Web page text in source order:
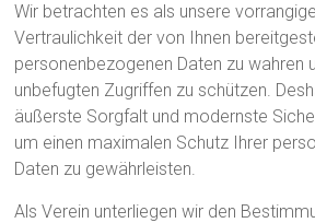
Wir betrachten es als unsere
Vertraulichkeit der von Ihnen
personenbezogenen Daten zu wahren
unbefugten Zugriffen zu schützen.
äußerste Sorgfalt und modernste
um einen maximalen Schutz Ihrer
Daten zu gewährleisten.
Als Verein unterliegen wir den